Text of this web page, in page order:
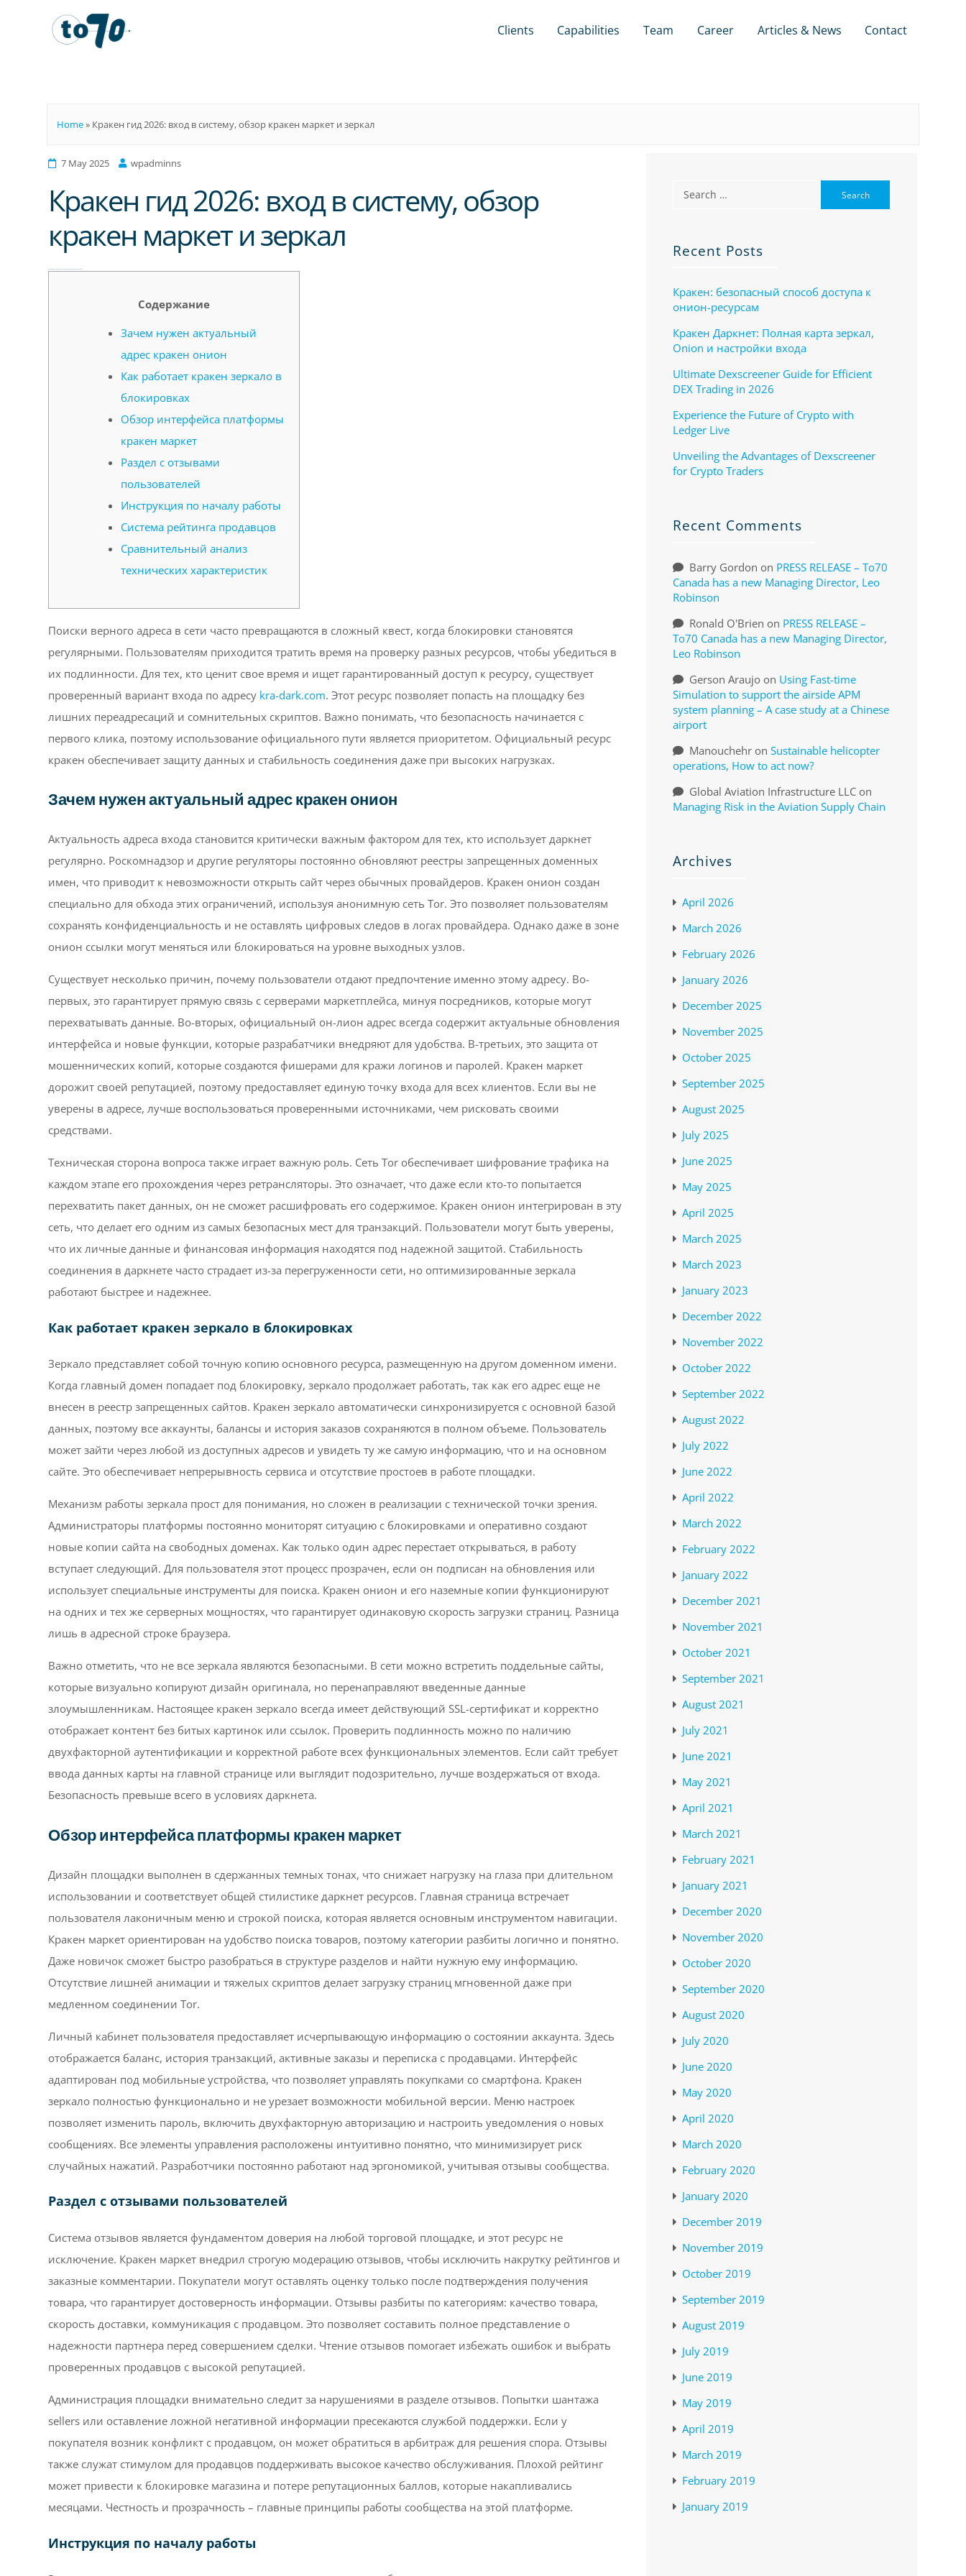
Clients Capabilities Team Career Articles & News Contact
Home» Кракен гид 2026: вход в систему, обзор кракен маркет и зеркал
7 May 2025 wpadminns
Кракен гид 2026: вход в систему, обзор
кракен маркет и зеркал
Содержание
Зачем нужен актуальный
адрес кракен онион
Как работает кракен зеркало в
блокировках
Обзор интерфейса платформы
кракен маркет
Раздел с отзывами
пользователей
Инструкция по началу работы
Система рейтинга продавцов
Сравнительный анализ
технических характеристик
Поиски верного адреса в сети часто превращаются в сложный квест, когда блокировки становятся
регулярными. Пользователям приходится тратить время на проверку разных ресурсов, чтобы убедиться в
их подлинности. Для тех, кто ценит свое время и ищет гарантированный доступ к ресурсу, существует
проверенный вариант входа по адресу kra-dark.com. Этот ресурс позволяет попасть на площадку без
лишних переадресаций и сомнительных скриптов. Важно понимать, что безопасность начинается с
первого клика, поэтому использование официального пути является приоритетом. Официальный ресурс
кракен обеспечивает защиту данных и стабильность соединения даже при высоких нагрузках.
Зачем нужен актуальный адрес кракен онион
Актуальность адреса входа становится критически важным фактором для тех, кто использует даркнет
регулярно. Роскомнадзор и другие регуляторы постоянно обновляют реестры запрещенных доменных
имен, что приводит к невозможности открыть сайт через обычных провайдеров. Кракен онион создан
специально для обхода этих ограничений, используя анонимную сеть Tor. Это позволяет пользователям
сохранять конфиденциальность и не оставлять цифровых следов в логах провайдера. Однако даже в зоне
онион ссылки могут меняться или блокироваться на уровне выходных узлов.
Существует несколько причин, почему пользователи отдают предпочтение именно этому адресу. Во-
первых, это гарантирует прямую связь с серверами маркетплейса, минуя посредников, которые могут
перехватывать данные. Во-вторых, официальный он-лион адрес всегда содержит актуальные обновления
интерфейса и новые функции, которые разрабатчики внедряют для удобства. В-третьих, это защита от
мошеннических копий, которые создаются фишерами для кражи логинов и паролей. Кракен маркет
дорожит своей репутацией, поэтому предоставляет единую точку входа для всех клиентов. Если вы не
уверены в адресе, лучше воспользоваться проверенными источниками, чем рисковать своими
средствами.
Техническая сторона вопроса также играет важную роль. Сеть Tor обеспечивает шифрование трафика на
каждом этапе его прохождения через ретрансляторы. Это означает, что даже если кто-то попытается
перехватить пакет данных, он не сможет расшифровать его содержимое. Кракен онион интегрирован в эту
сеть, что делает его одним из самых безопасных мест для транзакций. Пользователи могут быть уверены,
что их личные данные и финансовая информация находятся под надежной защитой. Стабильность
соединения в даркнете часто страдает из-за перегруженности сети, но оптимизированные зеркала
работают быстрее и надежнее.
Как работает кракен зеркало в блокировках
Зеркало представляет собой точную копию основного ресурса, размещенную на другом доменном имени.
Когда главный домен попадает под блокировку, зеркало продолжает работать, так как его адрес еще не
внесен в реестр запрещенных сайтов. Кракен зеркало автоматически синхронизируется с основной базой
данных, поэтому все аккаунты, балансы и история заказов сохраняются в полном объеме. Пользователь
может зайти через любой из доступных адресов и увидеть ту же самую информацию, что и на основном
сайте. Это обеспечивает непрерывность сервиса и отсутствие простоев в работе площадки.
Механизм работы зеркала прост для понимания, но сложен в реализации с технической точки зрения.
Администраторы платформы постоянно мониторят ситуацию с блокировками и оперативно создают
новые копии сайта на свободных доменах. Как только один адрес перестает открываться, в работу
вступает следующий. Для пользователя этот процесс прозрачен, если он подписан на обновления или
использует специальные инструменты для поиска. Кракен онион и его наземные копии функционируют
на одних и тех же серверных мощностях, что гарантирует одинаковую скорость загрузки страниц. Разница
лишь в адресной строке браузера.
Важно отметить, что не все зеркала являются безопасными. В сети можно встретить поддельные сайты,
которые визуально копируют дизайн оригинала, но перенаправляют введенные данные
злоумышленникам. Настоящее кракен зеркало всегда имеет действующий SSL-сертификат и корректно
отображает контент без битых картинок или ссылок. Проверить подлинность можно по наличию
двухфакторной аутентификации и корректной работе всех функциональных элементов. Если сайт требует
ввода данных карты на главной странице или выглядит подозрительно, лучше воздержаться от входа.
Безопасность превыше всего в условиях даркнета.
Обзор интерфейса платформы кракен маркет
Дизайн площадки выполнен в сдержанных темных тонах, что снижает нагрузку на глаза при длительном
использовании и соответствует общей стилистике даркнет ресурсов. Главная страница встречает
пользователя лаконичным меню и строкой поиска, которая является основным инструментом навигации.
Кракен маркет ориентирован на удобство поиска товаров, поэтому категории разбиты логично и понятно.
Даже новичок сможет быстро разобраться в структуре разделов и найти нужную ему информацию.
Отсутствие лишней анимации и тяжелых скриптов делает загрузку страниц мгновенной даже при
медленном соединении Tor.
Личный кабинет пользователя предоставляет исчерпывающую информацию о состоянии аккаунта. Здесь
отображается баланс, история транзакций, активные заказы и переписка с продавцами. Интерфейс
адаптирован под мобильные устройства, что позволяет управлять покупками со смартфона. Кракен
зеркало полностью функционально и не урезает возможности мобильной версии. Меню настроек
позволяет изменить пароль, включить двухфакторную авторизацию и настроить уведомления о новых
сообщениях. Все элементы управления расположены интуитивно понятно, что минимизирует риск
случайных нажатий. Разработчики постоянно работают над эргономикой, учитывая отзывы сообщества.
Раздел с отзывами пользователей
Система отзывов является фундаментом доверия на любой торговой площадке, и этот ресурс не
исключение. Кракен маркет внедрил строгую модерацию отзывов, чтобы исключить накрутку рейтингов и
заказные комментарии. Покупатели могут оставлять оценку только после подтверждения получения
товара, что гарантирует достоверность информации. Отзывы разбиты по категориям: качество товара,
скорость доставки, коммуникация с продавцом. Это позволяет составить полное представление о
надежности партнера перед совершением сделки. Чтение отзывов помогает избежать ошибок и выбрать
проверенных продавцов с высокой репутацией.
Администрация площадки внимательно следит за нарушениями в разделе отзывов. Попытки шантажа
sellers или оставление ложной негативной информации пресекаются службой поддержки. Если у
покупателя возник конфликт с продавцом, он может обратиться в арбитраж для решения спора. Отзывы
также служат стимулом для продавцов поддерживать высокое качество обслуживания. Плохой рейтинг
может привести к блокировке магазина и потере репутационных баллов, которые накапливались
месяцами. Честность и прозрачность – главные принципы работы сообщества на этой платформе.
Инструкция по началу работы
Recent Posts
Кракен: безопасный способ доступа к
онион-ресурсам
Кракен Даркнет: Полная карта зеркал,
Onion и настройки входа
Ultimate Dexscreener Guide for Efficient
DEX Trading in 2026
Experience the Future of Crypto with
Ledger Live
Unveiling the Advantages of Dexscreener
for Crypto Traders
Recent Comments
Barry Gordon on PRESS RELEASE – To70
Canada has a new Managing Director, Leo
Robinson
Ronald O'Brien on PRESS RELEASE –
To70 Canada has a new Managing Director,
Leo Robinson
Gerson Araujoon Using Fast-time
Simulation to support the airside APM
system planning – A case study at a Chinese
airport
Manouchehron Sustainable helicopter
operations, How to act now?
Global Aviation Infrastructure LLCon
Managing Risk in the Aviation Supply Chain
Archives
April 2026
March 2026
February 2026
January 2026
December 2025
November 2025
October 2025
September 2025
August 2025
July 2025
June 2025
May 2025
April 2025
March 2025
March 2023
January 2023
December 2022
November 2022
October 2022
September 2022
August 2022
July 2022
June 2022
April 2022
March 2022
February 2022
January 2022
December 2021
November 2021
October 2021
September 2021
August 2021
July 2021
June 2021
May 2021
April 2021
March 2021
February 2021
January 2021
December 2020
November 2020
October 2020
September 2020
August 2020
July 2020
June 2020
May 2020
April 2020
March 2020
February 2020
January 2020
December 2019
November 2019
October 2019
September 2019
August 2019
July 2019
June 2019
May 2019
April 2019
March 2019
February 2019
January 2019